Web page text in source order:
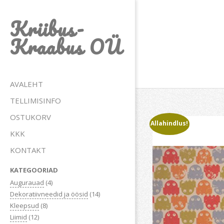
content
Kriibus-
Kraabus OÜ
Primary
Menu
AVALEHT
TELLIMISINFO
OSTUKORV
KKK
KONTAKT
KATEGOORIAD
Augurauad (4)
Dekoratiivneedid ja öösid (14)
Kleepsud (8)
Liimid (12)
Allahindlus!